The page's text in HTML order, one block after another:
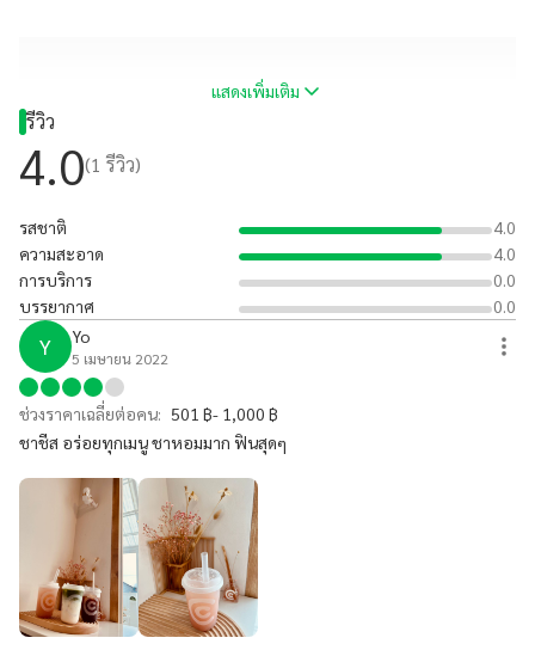
แสดงเพิ่มเติม
รีวิว
4.0(1 รีวิว)
รสชาติ
4.0
ความสะอาด
4.0
การบริการ
0.0
บรรยากาศ
0.0
Y Yo
5 เมษายน 2022
ช่วงราคาเฉลี่ยต่อคน: 501 ฿- 1,000 ฿
ชาชีส อร่อยทุกเมนู ชาหอมมาก ฟินสุดๆ